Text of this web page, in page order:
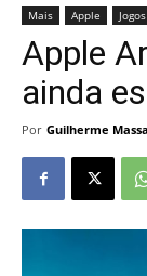
Mais Apple Jogos
Apple
ainda
Por Guilherme